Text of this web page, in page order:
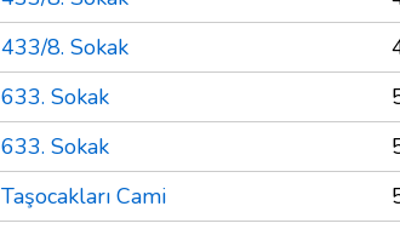
433/8. Sokak
633. Sokak
633. Sokak
Taşocakları Cami